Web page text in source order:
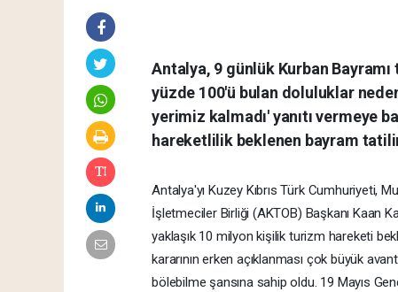
Antalya, 9 günlük Kurban
yüzde 100'ü bulan doluluklar
yerimiz kalmadı' yanıtı vermeye
hareketlilik beklenen bayram
Antalya'yı Kuzey Kıbrıs Türk Cumhuriyeti,
İşletmeciler Birliği (AKTOB) Başkanı Kaan
yaklaşık 10 milyon kişilik turizm hareketi
kararının erken açıklanması çok büyük
bölebilme şansına sahip oldu. 19 Mayıs